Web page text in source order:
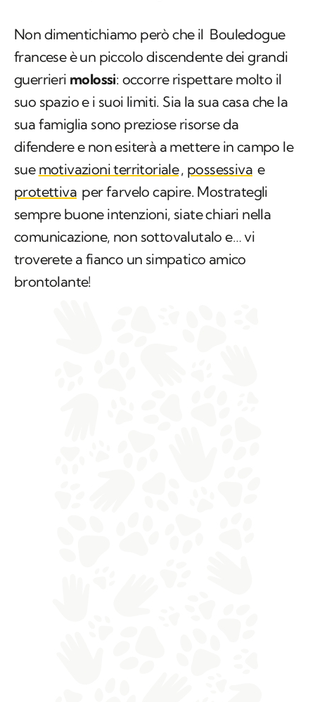
Non dimentichiamo però che il Bouledogue
francese è un piccolo discendente dei grandi
guerrieri molossi: occorre rispettare molto il
suo spazio e i suoi limiti. Sia la sua casa che la
sua famiglia sono preziose risorse da
difendere e non esiterà a mettere in campo le
sue motivazioni territoriale, possessiva e
protettiva per farvelo capire. Mostrategli
sempre buone intenzioni, siate chiari nella
comunicazione, non sottovalutalo e… vi
troverete a fianco un simpatico amico
brontolante!